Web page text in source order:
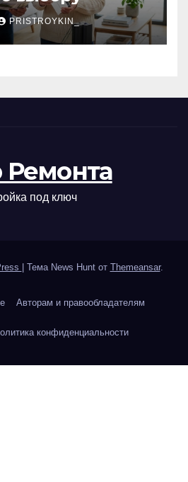
PRISTROYKIN_
под ключ
| Тема News Hunt от Themeansar.
Авторам и правообладателям
конфиденциальности